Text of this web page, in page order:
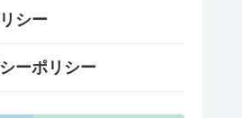
シー
ーポリシー